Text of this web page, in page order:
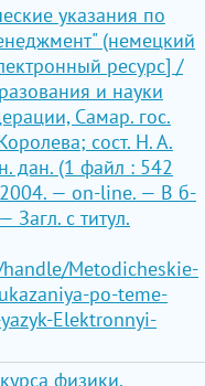
указания по
(немецкий
ресурс] /
и науки
Самар. гос.
сост. Н. А.
дан. (1 файл : 542
— on-line. — В б-
Загл. с титул.
Metodicheskie-
po-teme-
Elektronnyi-
физики.